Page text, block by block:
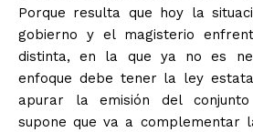
Porque resulta que hoy la
gobierno y el magisterio
distinta, en la que ya no es
enfoque debe tener la ley
apurar la emisión del
supone que va a complementar